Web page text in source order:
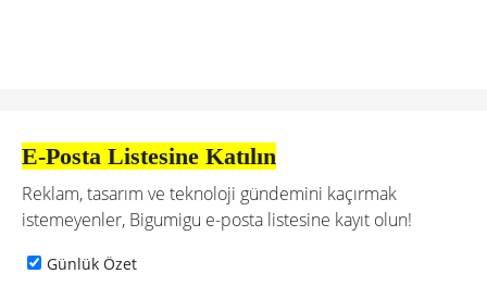
E-Posta Listesine Katılın
Reklam, tasarım ve teknoloji gündemini kaçırmak
istemeyenler, Bigumigu e-posta listesine kayıt olun!
Günlük Özet